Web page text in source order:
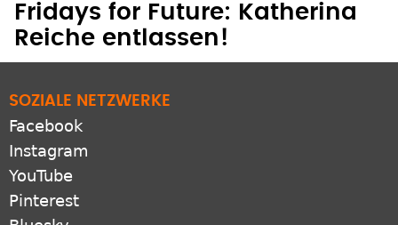
Fridays for Future: Katherina
Reiche entlassen!
SOZIALE NETZWERKE
Facebook
Instagram
YouTube
Pinterest